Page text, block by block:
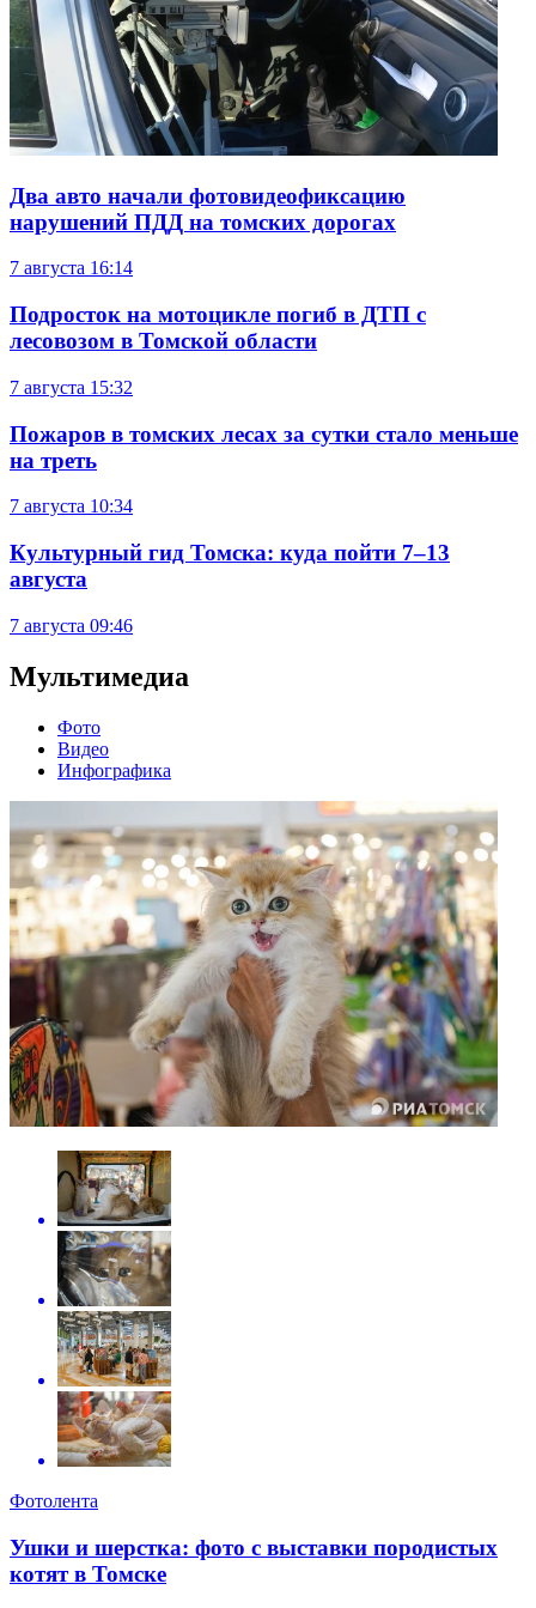
Два авто начали фотовидеофиксацию
нарушений ПДД на томских дорогах
7 августа 16:14
Подросток на мотоцикле погиб в ДТП с
лесовозом в Томской области
7 августа 15:32
Пожаров в томских лесах за сутки стало меньше
на треть
7 августа 10:34
Культурный гид Томска: куда пойти 7–13
августа
7 августа 09:46
Мультимедиа
Фото
Видео
Инфографика
Фотолента
Ушки и шерстка: фото с выставки породистых
котят в Томске